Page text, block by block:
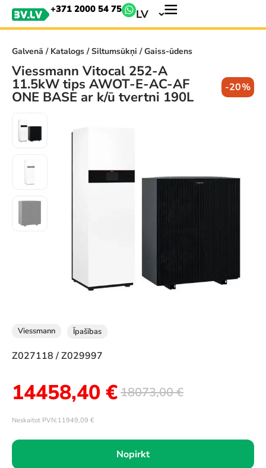
+371 2000 54 75 LV
Galvenā / Katalogs/Siltumsūkņi / Gaiss-ūdens
Viessmann Vitocal 252-A
11.5kW tips AWOT-E-AC-AF
ONE BASE ar k/ū tvertni 190L
-20%
Viessmann Īpašības
Z027118 / Z029997
18073,00€
14458,40€
Neskaitot PVN:11949,09 €
Nopirkt